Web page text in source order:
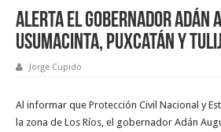
Alerta el Gobernador Adán
Usumacinta, Puxcatán y
Jorge Cupido
Al informar que Protección Civil Nacional y
la zona de Los Ríos, el gobernador Adán